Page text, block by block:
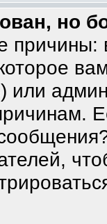
но
или